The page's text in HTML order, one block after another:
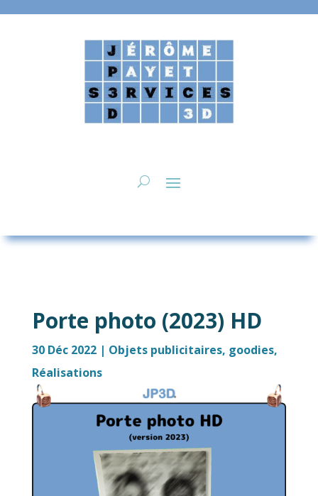
Porte photo (2023) HD
30 Déc 2022| Objets publicitaires, goodies,
Réalisations